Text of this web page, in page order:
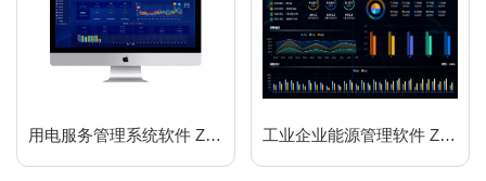
用电服务管理系统软件 ZOER1000 工业企业能源管理软件 ZOER3000EMS